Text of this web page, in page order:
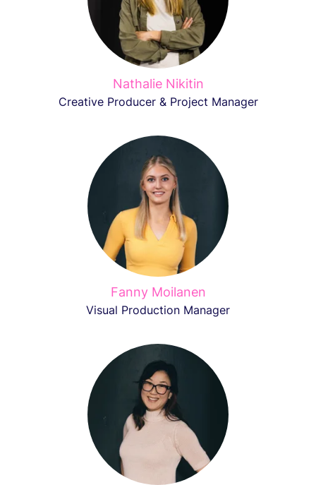
Nathalie Nikitin
Creative Producer & Project Manager
Fanny Moilanen
Visual Production Manager